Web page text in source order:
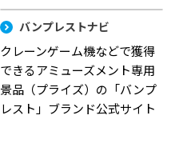
バンプレストナビ
クレーンゲーム機などで獲得
できるアミューズメント専用
景品（プライズ）の「バンプ
レスト」ブランド公式サイト